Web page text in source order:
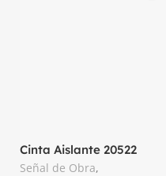
Cinta Aislante 20522
Negro Pretul
Señal de Obra,